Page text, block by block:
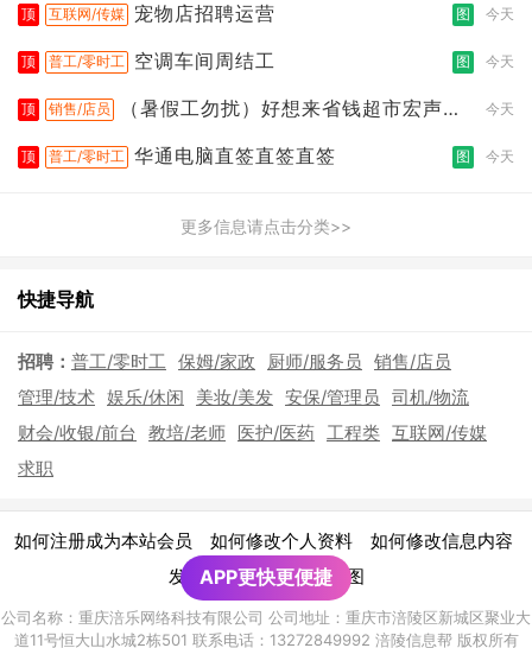
顶 互联网/传媒 宠物店招聘运营 图 今天
顶 普工/零时工 空调车间周结工 图 今天
顶 销售/店员
（暑假工勿扰）好想来省钱超市宏声桥
今天
顶 普工/零时工 华通电脑直签直签直签 图 今天
更多信息请点击分类>>
快捷导航
招聘： 普工/零时工 保姆/家政 厨师/服务员 销售/店员
管理/技术 娱乐/休闲 美妆/美发 安保/管理员 司机/物流
财会/收银/前台 教培/老师 医护/医药 工程类 互联网/传媒
求职
如何注册成为本站会员 如何修改个人资料 如何修改信息内容
发布广告须知 | 网站地图
公司名称：重庆涪乐网络科技有限公司 公司地址：重庆市涪陵区新城区聚业大
道11号恒大山水城2栋501 联系电话：13272849992 涪陵信息帮 版权所有
APP更快更便捷